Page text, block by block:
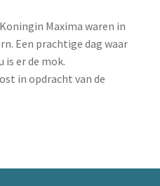
Maxima waren in
Een prachtige dag waar
is er de mok.
in opdracht van de